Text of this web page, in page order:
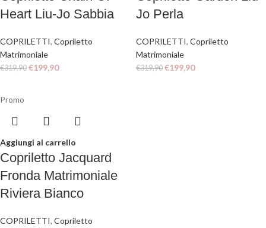
Heart Liu-Jo Sabbia
COPRILETTI, Copriletto
Matrimoniale
€319,90 €199,90
Jo Perla
COPRILETTI, Copriletto
Matrimoniale
€319,90 €199,90
Promo
Aggiungi al carrello
Copriletto Jacquard
Fronda Matrimoniale
Riviera Bianco
COPRILETTI, Copriletto